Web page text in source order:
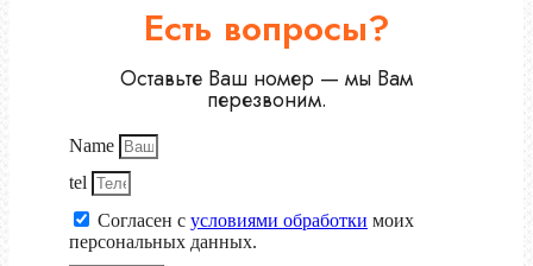
Есть вопросы?
Оставьте Ваш номер — мы Вам
перезвоним.
Name
tel
Согласен с условиями обработки моих
персональных данных.